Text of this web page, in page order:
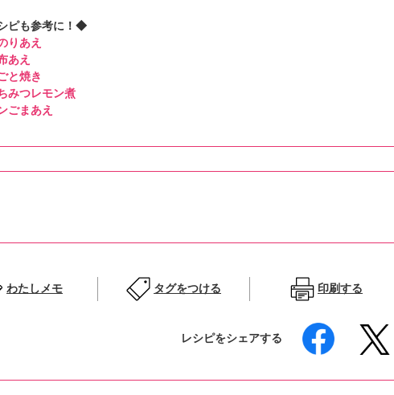
ピも参考に！◆
りあえ
あえ
と焼き
みつレモン煮
ごまあえ
わたしメモ タグをつける 印刷する
レシピをシェアする